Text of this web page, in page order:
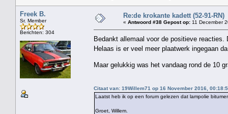
Freek B.
Sr. Member
Berichten: 304
Re:de krokante kadett (52-91-RN)
« Antwoord #38 Gepost op: 11 December
Bedankt allemaal voor de positieve
Helaas is er veel meer plaatwerk ingegaan
Maar gelukkig was het vandaag rond de 10
Citaat van: 19Willem71 op 16 November 2016,
Laatst heb ik op een forum gelezen dat lampolie
Groet, Willem.